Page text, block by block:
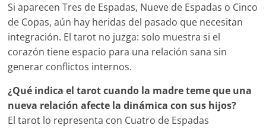
Si aparecen Tres de Espadas, Nueve de Espadas o Cinco
de Copas, aún hay heridas del pasado que necesitan
integración. El tarot no juzga: solo muestra si el
corazón tiene espacio para una relación sana sin
generar conflictos internos.
¿Qué indica el tarot cuando la madre teme que una
nueva relación afecte la dinámica con sus hijos?
El tarot lo representa con Cuatro de Espadas